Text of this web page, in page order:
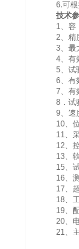
6.可
技术
1、容
2、精
3、最
4、有
5、试
6、有
7、有
8．试
9、速
10、
11、
12、
13、
15、
16、
17、
18、
19、
20、
21、